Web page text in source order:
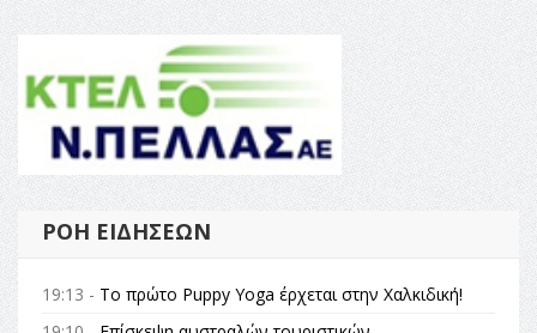
ΡΟΉ ΕΙΔΉΣΕΩΝ
19:13 - Το πρώτο Puppy Yoga έρχεται στην Χαλκιδική!